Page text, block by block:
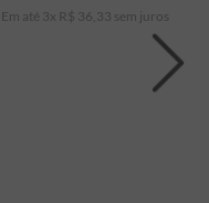
Em até 3 x R$ 36 33 sem juros